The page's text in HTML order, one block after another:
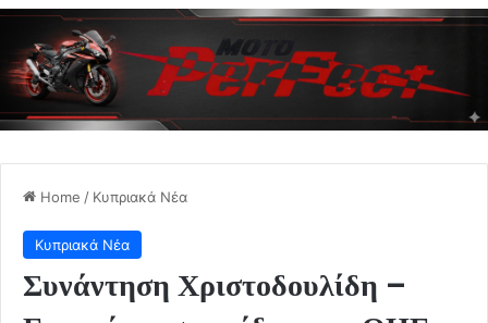
Home / Κυπριακά Νέα
Κυπριακά Νέα
Συνάντηση Χριστοδουλίδη –